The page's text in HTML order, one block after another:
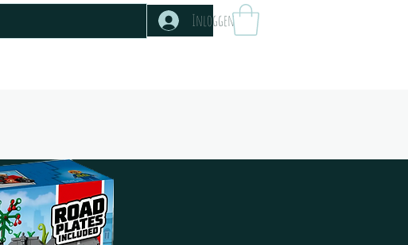
Inloggen